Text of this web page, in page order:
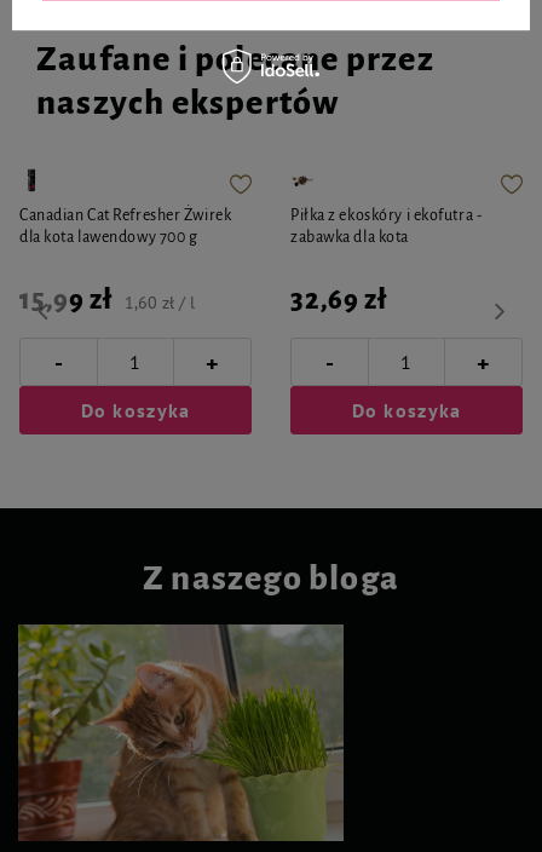
Zaufane i polecane przez
naszych ekspertów
Canadian Cat Refresher Żwirek
dla kota lawendowy 700 g
15,99 zł 1,60 zł / l
- +
Do koszyka
Piłka z ekoskóry i ekofutra -
zabawka dla kota
32,69 zł
- +
Do koszyka
Z naszego bloga